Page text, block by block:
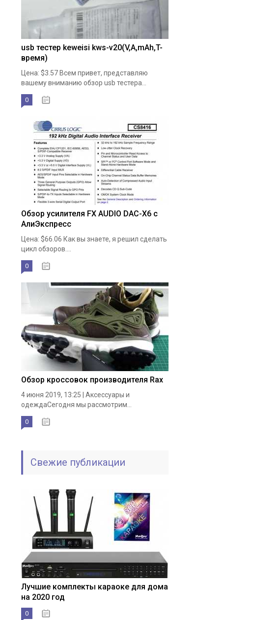
usb тестер keweisi kws-v20(V,A,mAh,T-
время)
Цена: $3.57 Всем привет, представляю
вашему вниманию обзор usb тестера...
0
Обзор усилителя FX AUDIO DAC-X6 с
АлиЭкспресс
Цена: $66.06 Как вы знаете, я решил сделать
цикл обзоров....
0
Обзор кроссовок производителя Rax
4 июня 2019, 13:25 | Аксессуары и
одеждаСегодня мы рассмотрим...
0
Свежие публикации
Лучшие комплекты караоке для дома
на 2020 год
0